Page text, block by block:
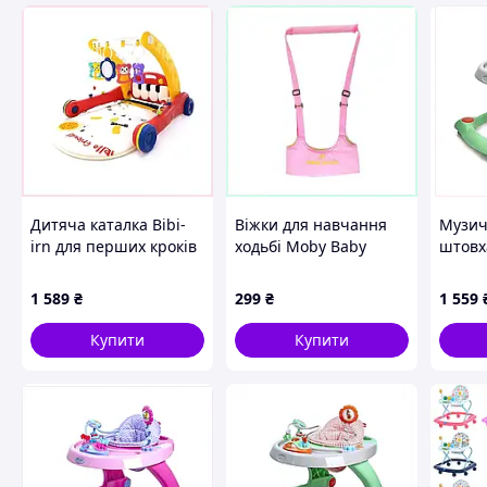
Дитяча каталка Bibi-
irn для перших кроків
проєктором
8M6022XA62
1 589 ₴
Купити
Віжки для навчання
ходьбі Moby Baby
299 ₴
Купити
1 559